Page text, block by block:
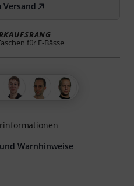
Versand
für E-Bässe
Warnhinweise